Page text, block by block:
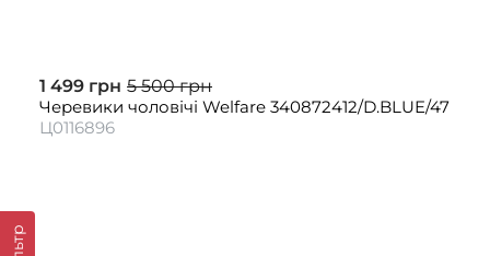
1 499 грн 5 500 грн
Черевики чоловічі Welfare 340872412/D.BLUE/47
Ц0116896